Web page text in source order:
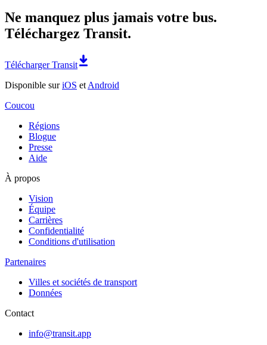
Ne manquez plus jamais votre bus.
Téléchargez Transit.
Télécharger Transit
Disponible suriOS et Android
Coucou
Régions
Blogue
Presse
Aide
À propos
Vision
Équipe
Carrières
Confidentialité
Conditions d'utilisation
Partenaires
Villes et sociétés de transport
Données
Contact
info@transit.app